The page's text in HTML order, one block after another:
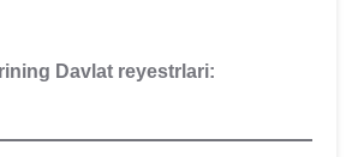
ning Davlat reyestrlari: